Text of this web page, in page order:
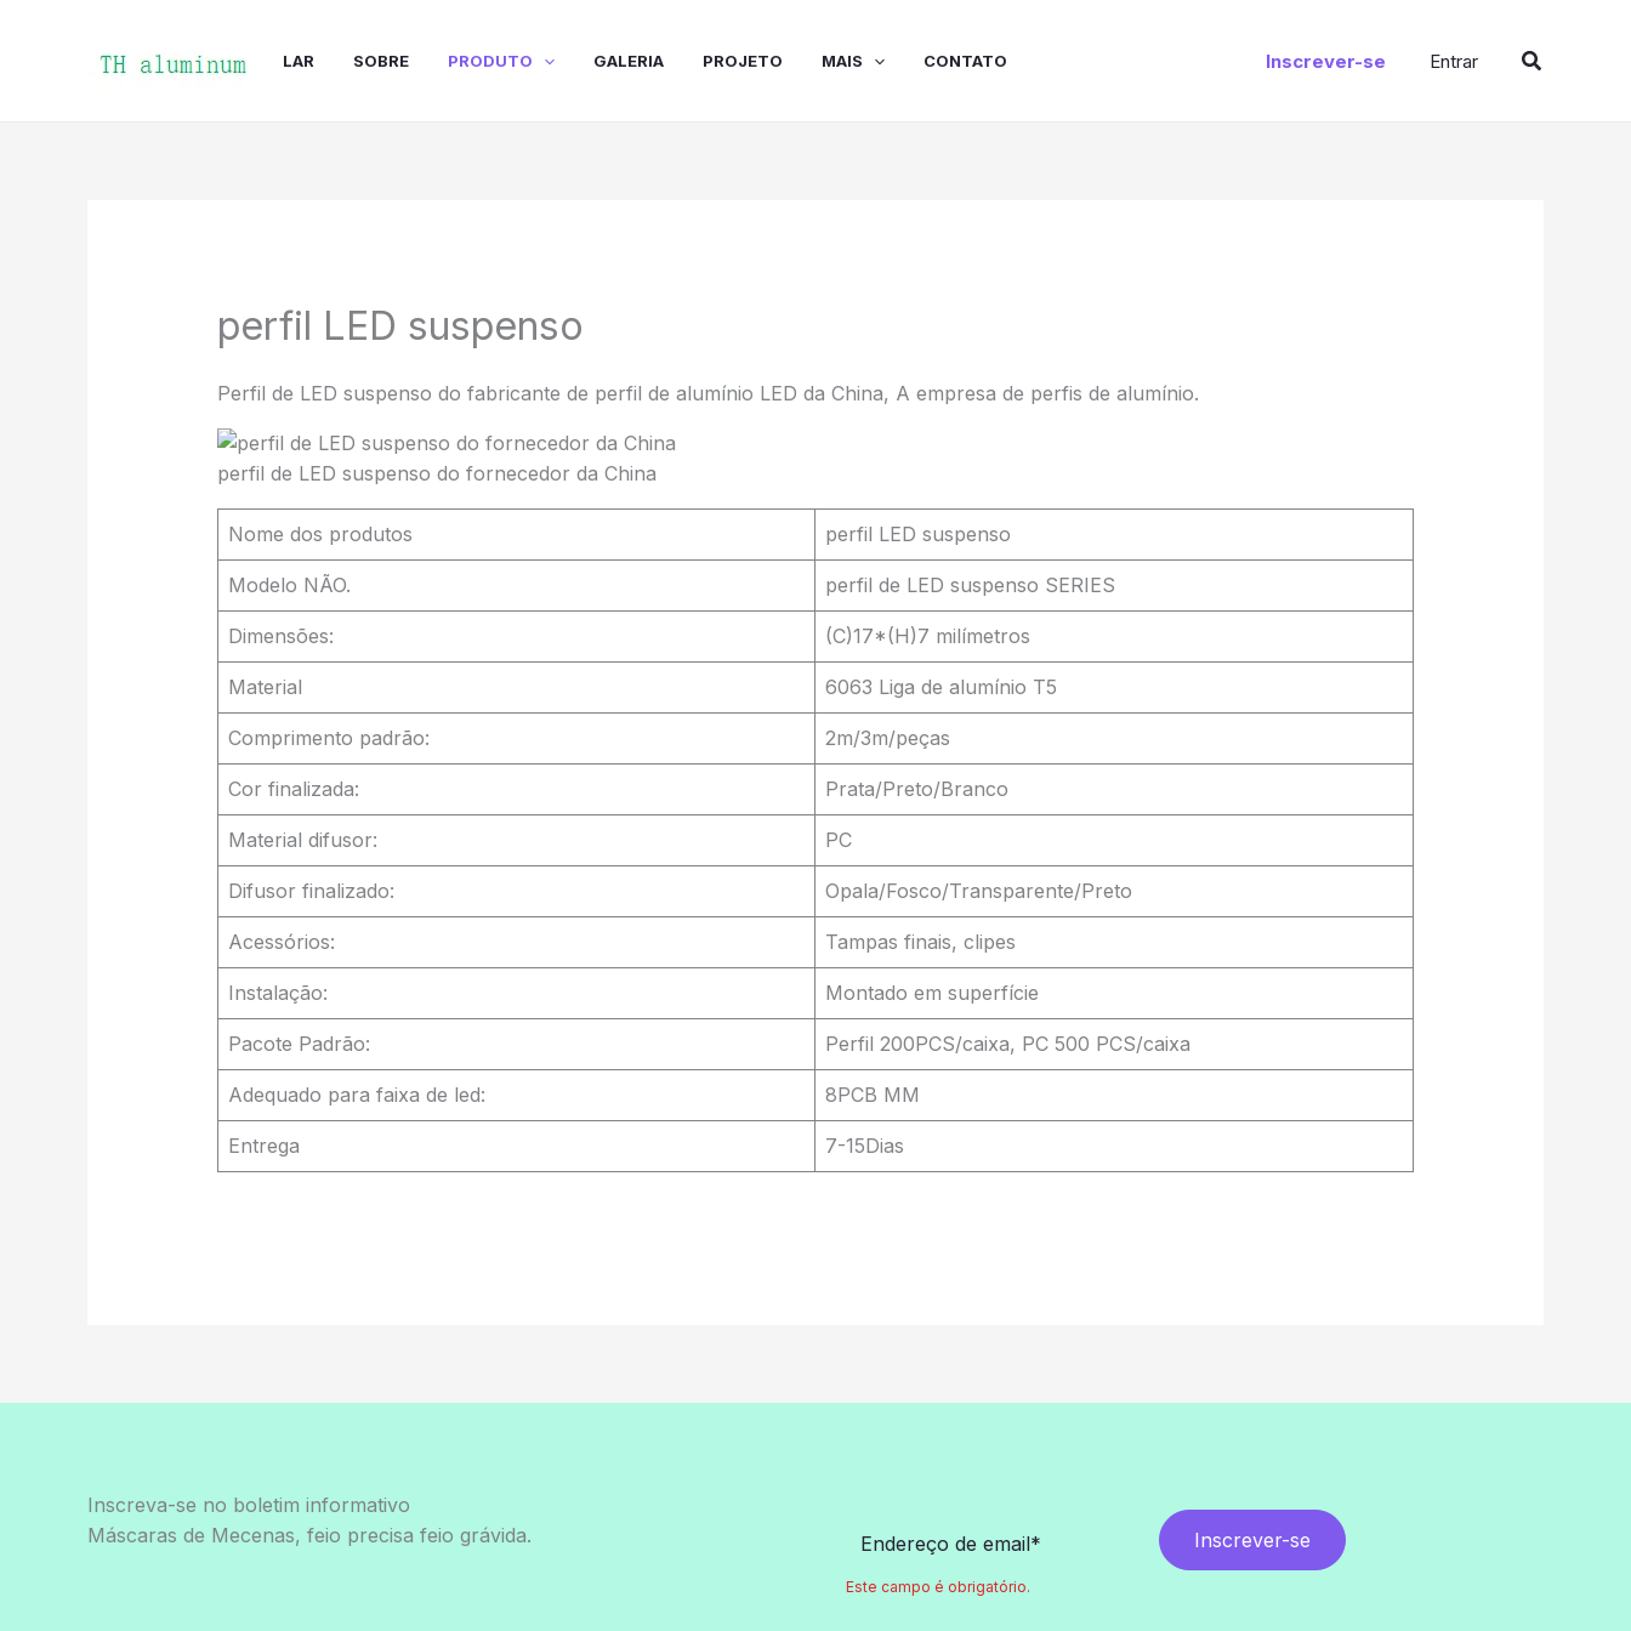
LAR SOBRE PRODUTO GALERIA PROJETO MAIS CONTATO Inscrever-se Entrar Procurar
perfil LED suspenso
Perfil de LED suspenso do fabricante de perfil de alumínio LED da China, A empresa de perfis de alumínio.
perfil de LED suspenso do fornecedor da China
Nome dos produtos perfil LED suspenso
Modelo NÃO. perfil de LED suspenso SERIES
Dimensões: (C)17*(H)7 milímetros
Material 6063 Liga de alumínio T5
Comprimento padrão: 2m/3m/peças
Cor finalizada: Prata/Preto/Branco
Material difusor: PC
Difusor finalizado: Opala/Fosco/Transparente/Preto
Acessórios: Tampas finais, clipes
Instalação: Montado em superfície
Pacote Padrão: Perfil 200PCS/caixa, PC 500 PCS/caixa
Adequado para faixa de led: 8PCB MM
Entrega 7-15Dias
Inscreva-se no boletim informativo
Máscaras de Mecenas, feio precisa feio grávida.
Este campo é obrigatório.
Inscrever-se